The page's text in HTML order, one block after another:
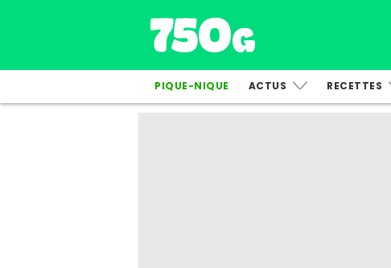
PIQUE-NIQUE ACTUS RECETTES